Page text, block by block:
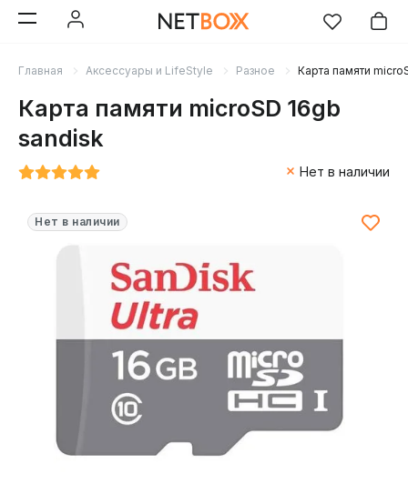
Главная Аксессуары и LifeStyle Разное Карта памяти
Карта памяти microSD 16gb
sandisk
Нет в наличии
Нет в наличии